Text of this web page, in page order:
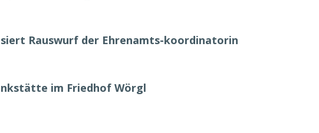
Rauswurf der Ehrenamts-koordinatorin
im Friedhof Wörgl